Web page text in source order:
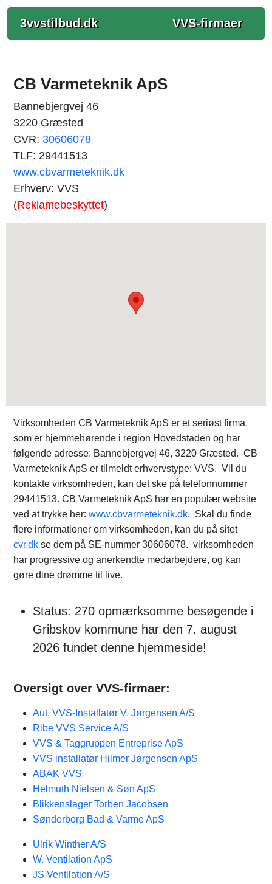
3vvstilbud.dk VVS-firmaer
CB Varmeteknik ApS
Bannebjergvej 46
3220 Græsted
CVR: 30606078
TLF: 29441513
www.cbvarmeteknik.dk
Erhverv: VVS
(Reklamebeskyttet)
Virksomheden CB Varmeteknik ApS er et seriøst firma,
som er hjemmehørende i region Hovedstaden og har
følgende adresse: Bannebjergvej 46, 3220 Græsted. CB
Varmeteknik ApS er tilmeldt erhvervstype: VVS. Vil du
kontakte virksomheden, kan det ske på telefonnummer
29441513. CB Varmeteknik ApS har en populær website
ved at trykke her: www.cbvarmeteknik.dk. Skal du finde
flere informationer om virksomheden, kan du på sitet
cvr.dk se dem på SE-nummer 30606078. virksomheden
har progressive og anerkendte medarbejdere, og kan
gøre dine drømme til live.
Status: 270 opmærksomme besøgende i
Gribskov kommune har den 7. august
2026 fundet denne hjemmeside!
Oversigt over VVS-firmaer:
Aut. VVS-Installatør V. Jørgensen A/S
Ribe VVS Service A/S
VVS & Taggruppen Entreprise ApS
VVS installatør Hilmer Jørgensen ApS
ABAK VVS
Helmuth Nielsen & Søn ApS
Blikkenslager Torben Jacobsen
Sønderborg Bad & Varme ApS
Ulrik Winther A/S
W. Ventilation ApS
JS Ventilation A/S